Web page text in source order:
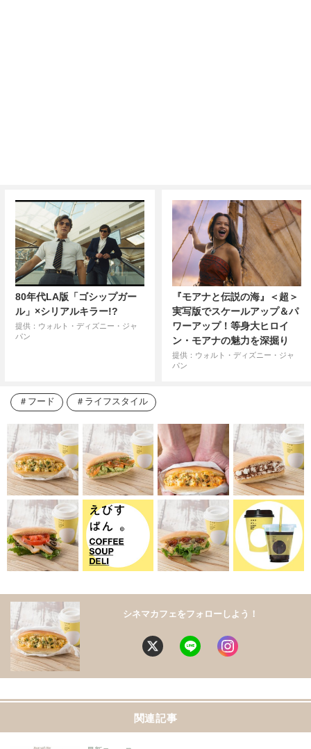
80年代LA版「ゴシップガー
ル」×シリアルキラー!?
提供：ウォルト・ディズニー・ジャ
パン
『モアナと伝説の海』＜超＞
実写版でスケールアップ＆パ
ワーアップ！等身大ヒロイ
ン・モアナの魅力を深掘り
提供：ウォルト・ディズニー・ジャ
パン
フード ライフスタイル
シネマカフェをフォローしよう！
関連記事